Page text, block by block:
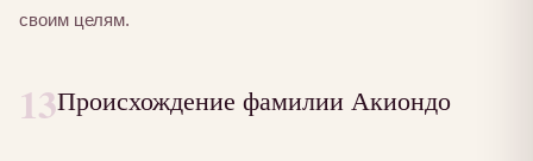
своим целям.
13Происхождение фамилии Акиондо